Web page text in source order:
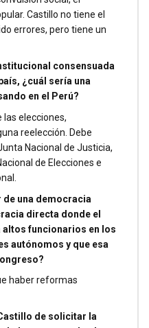
Castillo no tiene el
errores, pero tiene un
consensuada
¿cuál sería una
en el Perú?
elecciones,
reelección. Debe
Nacional de Justicia,
de Elecciones e
de una democracia
directa donde el
altos funcionarios en los
autónomos y que esa
haber reformas
de solicitar la